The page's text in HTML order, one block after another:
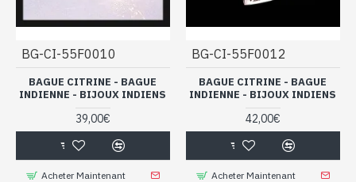
BG-CI-55F0010
BAGUE CITRINE - BAGUE
INDIENNE - BIJOUX INDIENS
39,00€
Acheter Maintenant
BG-CI-55F0012
BAGUE CITRINE - BAGUE
INDIENNE - BIJOUX INDIENS
42,00€
Acheter Maintenant